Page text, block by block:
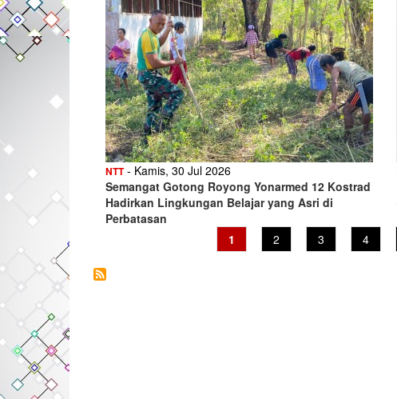
NTT- Kamis, 30 Jul 2026
Semangat Gotong Royong Yonarmed 12 Kostrad
Hadirkan Lingkungan Belajar yang Asri di
Perbatasan
Current
page
1 Page
2 Page
3 Page
4